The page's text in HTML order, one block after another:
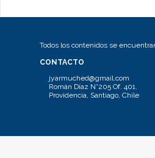
Todos los contenidos se
CONTACTO
jyarmuched@gmail.com
Román Díaz N°205 Of. 401.
Providencia, Santiago, Chile